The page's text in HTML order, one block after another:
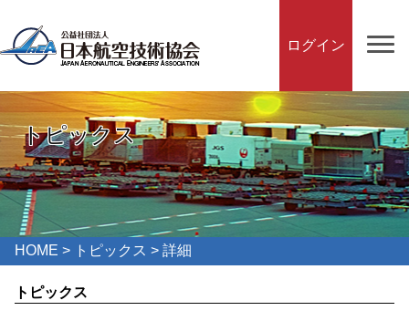
ログイン
トピックス
HOME > トピックス > 詳細
トピックス